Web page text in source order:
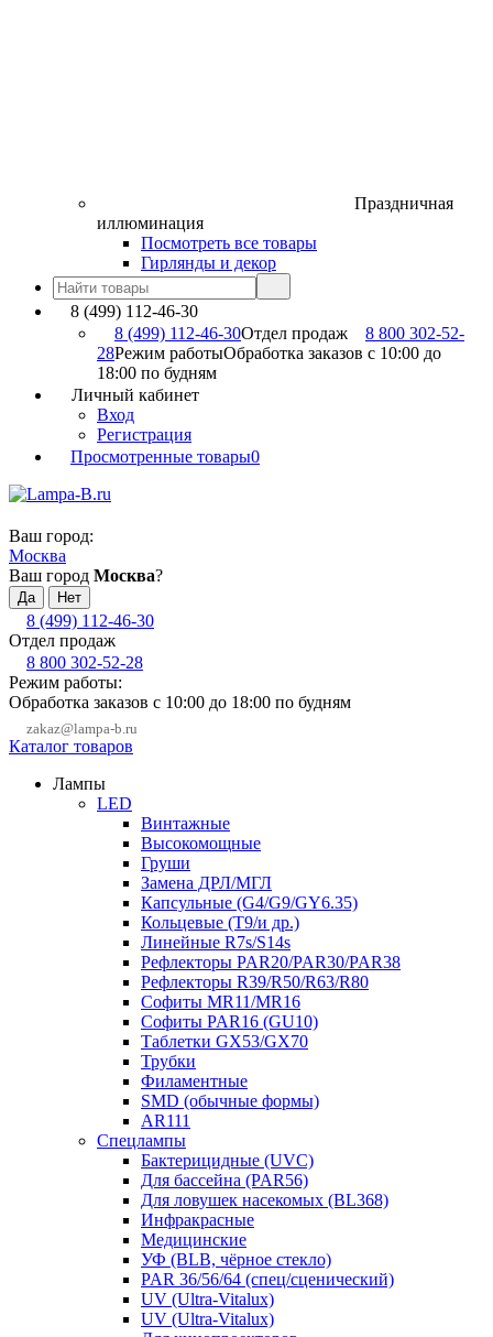
Праздничная
иллюминация
Посмотреть все товары
Гирлянды и декор
8 (499) 112-46-30
8 (499) 112-46-30Отдел продаж
8 800 302-52-
28Режим работыОбработка заказов с 10:00 до
18:00 по будням
Личный кабинет
Вход
Регистрация
Просмотренные товары0
Ваш город:
Москва
Ваш город Москва?
8 (499) 112-46-30
Отдел продаж
8 800 302-52-28
Режим работы:
Обработка заказов с 10:00 до 18:00 по будням
zakaz@lampa-b.ru
Каталог товаров
Лампы
LED
Винтажные
Высокомощные
Груши
Замена ДРЛ/МГЛ
Капсульные (G4/G9/GY6.35)
Кольцевые (T9/и др.)
Линейные R7s/S14s
Рефлекторы PAR20/PAR30/PAR38
Рефлекторы R39/R50/R63/R80
Софиты MR11/MR16
Софиты PAR16 (GU10)
Таблетки GX53/GX70
Трубки
Филаментные
SMD (обычные формы)
AR111
Спецлампы
Бактерицидные (UVC)
Для бассейна (PAR56)
Для ловушек насекомых (BL368)
Инфракрасные
Медицинские
УФ (BLB, чёрное стекло)
PAR 36/56/64 (спец/сценический)
UV (Ultra‑Vitalux)
UV (Ultra-Vitalux)